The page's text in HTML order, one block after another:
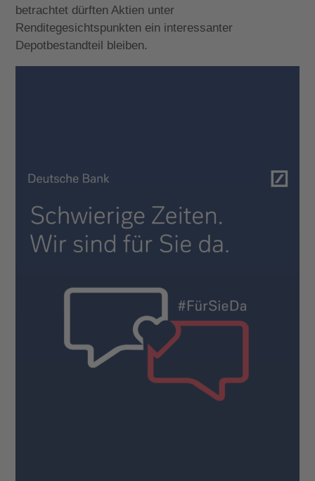
betrachtet dürften Aktien unter
Renditegesichtspunkten ein interessanter
Depotbestandteil bleiben.